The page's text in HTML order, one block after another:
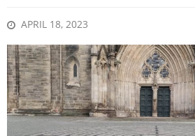
APRIL 18, 2023